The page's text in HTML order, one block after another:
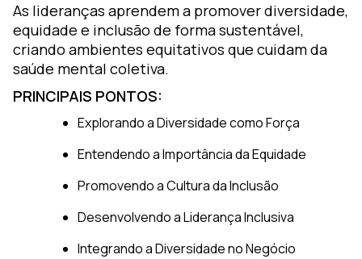
As lideranças aprendem a promover diversidade,
equidade e inclusão de forma sustentável,
criando ambientes equitativos que cuidam da
saúde mental coletiva.
PRINCIPAIS PONTOS:
Explorando a Diversidade como Força
Entendendo a Importância da Equidade
Promovendo a Cultura da Inclusão
Desenvolvendo a Liderança Inclusiva
Integrando a Diversidade no Negócio